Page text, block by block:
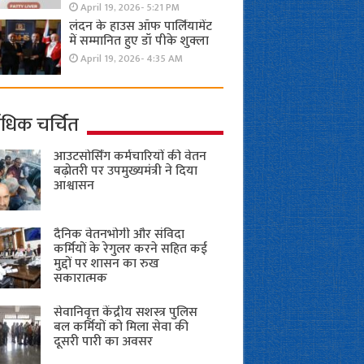
April 19, 2026- 5:21 PM
लंदन के हाउस ऑफ पार्लियामेंट
में सम्मानित हुए डॉ पीके शुक्ला
April 19, 2026- 4:35 AM
चर्चित
आउटसोर्सिंग कर्मचारियों की वेतन
बढ़ोतरी पर उपमुख्यमंत्री ने दिया
आश्वासन
दैनिक वेतनभोगी और संविदा
कर्मियों के रेगुलर करने सहित कई
मुद्दों पर शासन का रुख
सकारात्मक
सेवानिवृत्त केंद्रीय सशस्त्र पुलिस
बल ​कर्मियों को मिला सेवा की
दूसरी पारी का अवसर